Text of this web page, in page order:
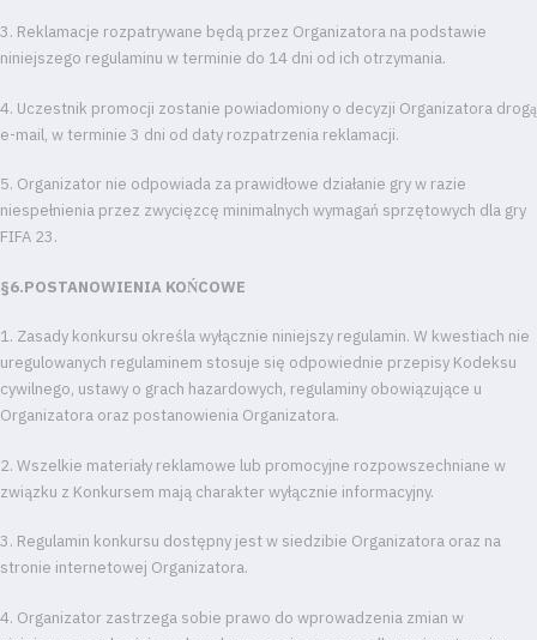
3. Reklamacje rozpatrywane będą przez Organizatora na podstawie
niniejszego regulaminu w terminie do 14 dni od ich otrzymania.
4. Uczestnik promocji zostanie powiadomiony o decyzji Organizatora drogą
e-mail, w terminie 3 dni od daty rozpatrzenia reklamacji.
5. Organizator nie odpowiada za prawidłowe działanie gry w razie
niespełnienia przez zwycięzcę minimalnych wymagań sprzętowych dla gry
FIFA 23.
§6.POSTANOWIENIA KOŃCOWE
1. Zasady konkursu określa wyłącznie niniejszy regulamin. W kwestiach nie
uregulowanych regulaminem stosuje się odpowiednie przepisy Kodeksu
cywilnego, ustawy o grach hazardowych, regulaminy obowiązujące u
Organizatora oraz postanowienia Organizatora.
2. Wszelkie materiały reklamowe lub promocyjne rozpowszechniane w
związku z Konkursem mają charakter wyłącznie informacyjny.
3. Regulamin konkursu dostępny jest w siedzibie Organizatora oraz na
stronie internetowej Organizatora.
4. Organizator zastrzega sobie prawo do wprowadzenia zmian w